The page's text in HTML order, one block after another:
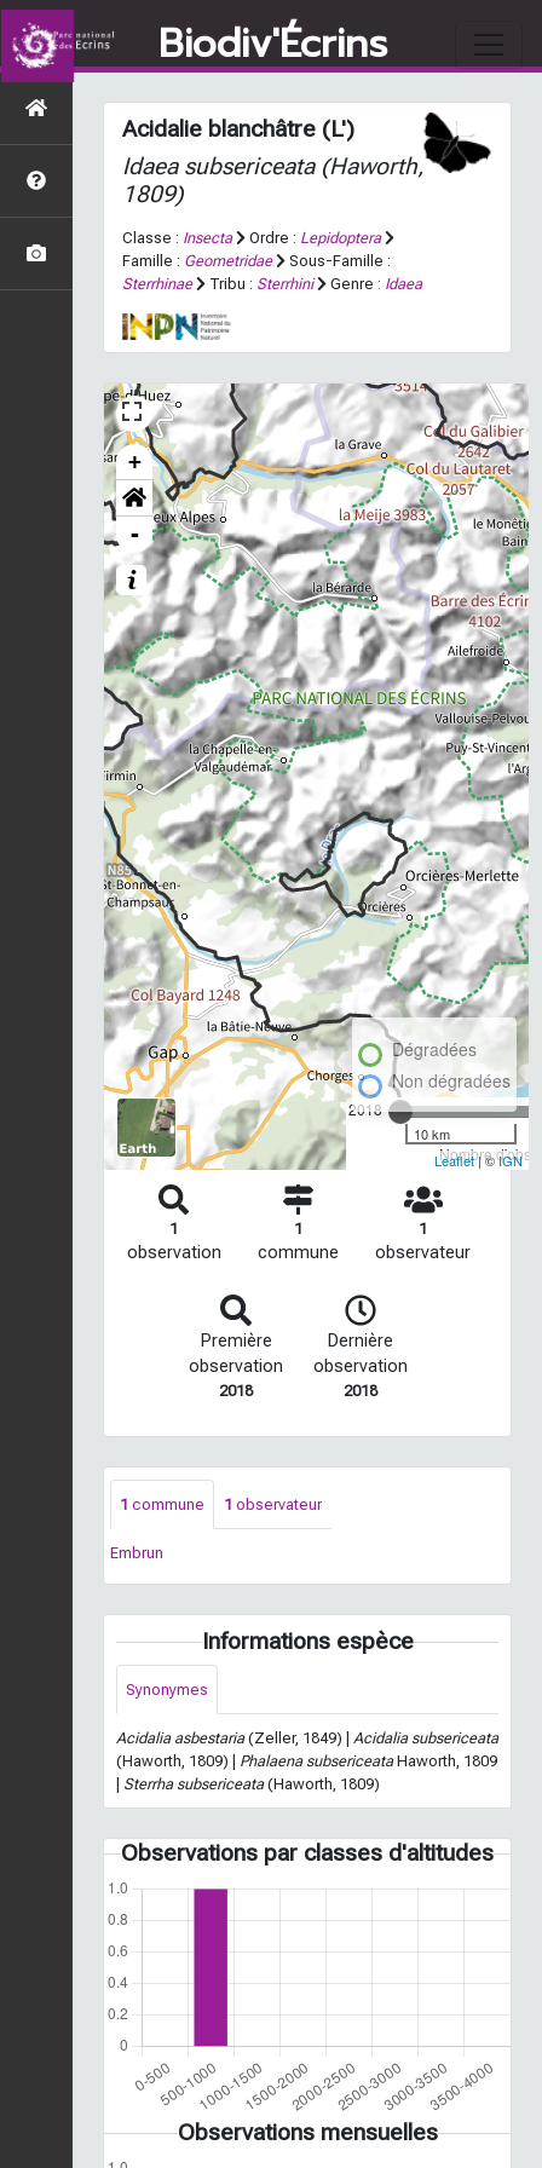
Biodiv'Écrins
Acidalie blanchâtre (L')
Idaea subsericeata(Haworth,
1809)
Classe : Insecta Ordre : Lepidoptera
Famille : Geometridae
Sous-Famille :
Sterrhinae
Tribu : Sterrhini Genre : Idaea
+
-
2018
Nombre
Dégradées
Non dégradées
10 km
Leaflet| ©IGN
1
observation
1
commune
1
observateur
Première
observation
2018
Dernière
observation
2018
1 commune 1 observateur
Embrun
Informations espèce
Synonymes
Acidalia asbestaria(Zeller, 1849) | Acidalia subsericeata
(Haworth, 1809) | Phalaena subsericeataHaworth, 1809
| Sterrha subsericeata(Haworth, 1809)
Observations par classes d'altitudes
Observations mensuelles